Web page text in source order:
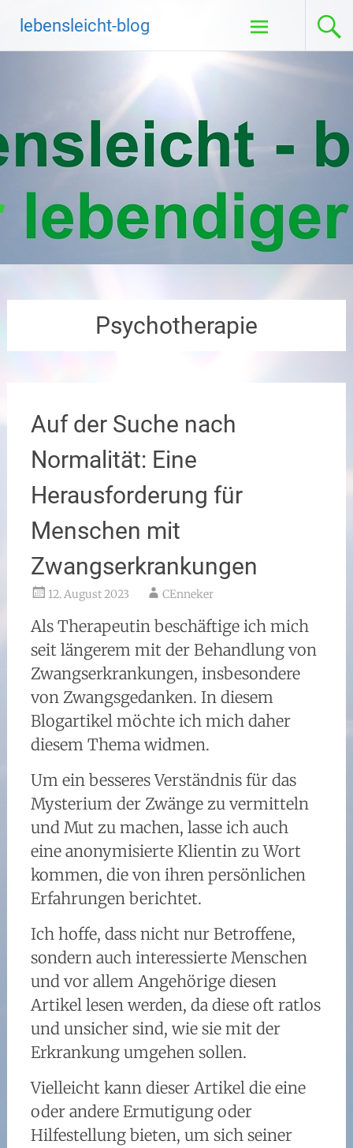
Inhalt
springen
lebensleicht-blog
Psychotherapie
Auf der Suche nach
Normalität: Eine
Herausforderung für
Menschen mit
Zwangserkrankungen
12. August 2023 CEnneker
Als Therapeutin beschäftige ich mich
seit längerem mit der Behandlung von
Zwangserkrankungen, insbesondere
von Zwangsgedanken. In diesem
Blogartikel möchte ich mich daher
diesem Thema widmen.
Um ein besseres Verständnis für das
Mysterium der Zwänge zu vermitteln
und Mut zu machen, lasse ich auch
eine anonymisierte Klientin zu Wort
kommen, die von ihren persönlichen
Erfahrungen berichtet.
Ich hoffe, dass nicht nur Betroffene,
sondern auch interessierte Menschen
und vor allem Angehörige diesen
Artikel lesen werden, da diese oft ratlos
und unsicher sind, wie sie mit der
Erkrankung umgehen sollen.
Vielleicht kann dieser Artikel die eine
oder andere Ermutigung oder
Hilfestellung bieten, um sich seiner